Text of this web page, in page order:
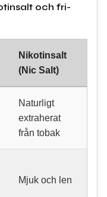
och fri-
Nikotinsalt
(Nic Salt)
Naturligt
extraherat
från tobak
Mjuk och len